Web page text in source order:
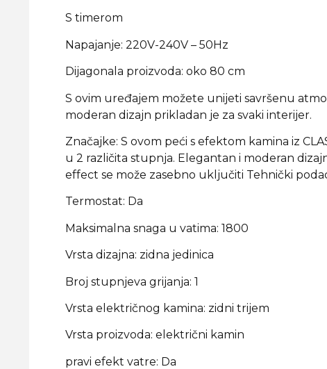
S timerom
Napajanje: 220V-240V – 50Hz
Dijagonala proizvoda: oko 80 cm
S ovim uređajem možete unijeti savršenu
moderan dizajn prikladan je za svaki interijer.
Značajke: S ovom peći s efektom kamina iz
u 2 različita stupnja. Elegantan i moderan
effect se može zasebno uključiti Tehnički
Termostat: Da
Maksimalna snaga u vatima: 1800
Vrsta dizajna: zidna jedinica
Broj stupnjeva grijanja: 1
Vrsta električnog kamina: zidni trijem
Vrsta proizvoda: električni kamin
pravi efekt vatre: Da